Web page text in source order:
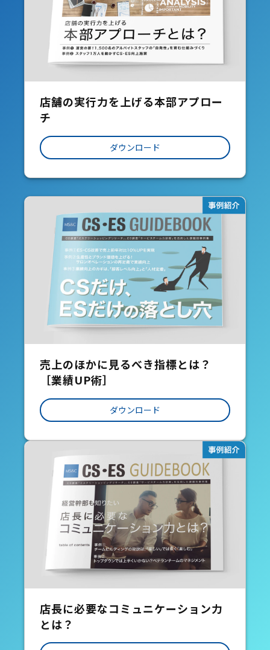
店舗の実行力を上げる本部アプロー
チ
ダウンロード
売上のほかに見るべき指標とは？
［業績UP術］
ダウンロード
店長に必要なコミュニケーション力
とは？